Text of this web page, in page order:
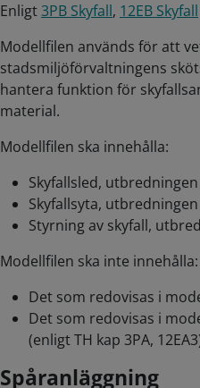
Enligt3PB Skyfall, 12EB Skyfall
Modellfilen används för att
stadsmiljöförvaltningens
hantera funktion för
material.
Modellfilen ska innehålla:
Skyfallsled,
Skyfallsyta,
Styrning av skyfall,
Modellfilen ska inte innehålla:
Det som redovisas i
Det som redovisas i
(enligt TH kap 3PA,
Spåranläggning